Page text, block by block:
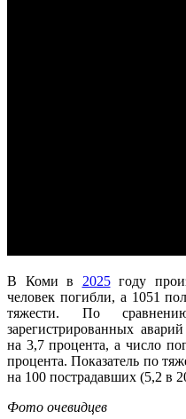
В Коми в 2025году
человек погибли, а 1051
тяжести. По
зарегистрированных
на 3,7 процента, а число
процента. Показатель по
на 100 пострадавших (5,2 в
Фото очевидцев